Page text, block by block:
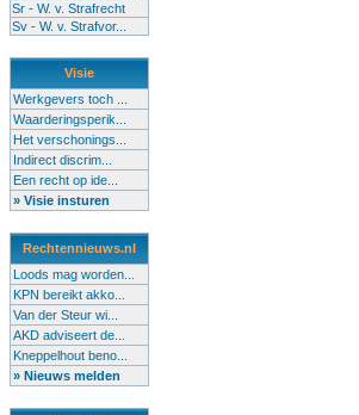
Sr - W. v. Strafrecht
Sv - W. v. Strafvor...
Visie
Werkgevers toch ...
Waarderingsperik...
Het verschonings...
Indirect discrim...
Een recht op ide...
» Visie insturen
Rechtennieuws.nl
Loods mag worden...
KPN bereikt akko...
Van der Steur wi...
AKD adviseert de...
Kneppelhout beno...
» Nieuws melden